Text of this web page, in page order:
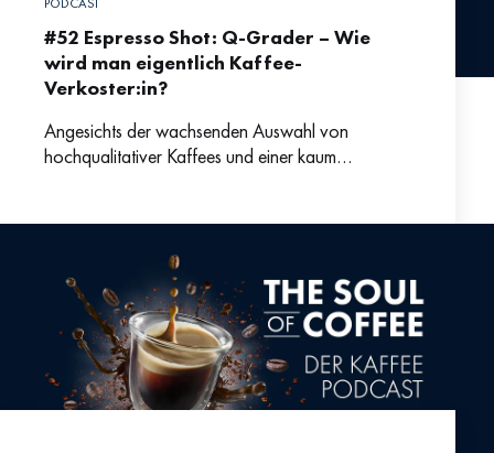
PODCAST
#52 Espresso Shot: Q-Grader – Wie
wird man eigentlich Kaffee-
Verkoster:in?
Angesichts der wachsenden Auswahl von
hochqualitativer Kaffees und einer kaum
bemessen und